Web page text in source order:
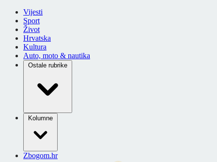
Vijesti
Sport
Život
Hrvatska
Kultura
Auto, moto & nautika
Ostale rubrike
Kolumne
Zbogom.hr